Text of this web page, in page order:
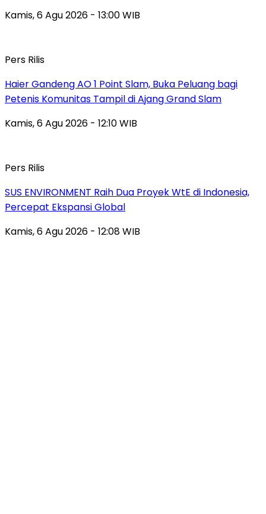
Kamis, 6 Agu 2026 - 13:00 WIB
Pers Rilis
Haier Gandeng AO 1 Point Slam, Buka Peluang bagi
Petenis Komunitas Tampil di Ajang Grand Slam
Kamis, 6 Agu 2026 - 12:10 WIB
Pers Rilis
SUS ENVIRONMENT Raih Dua Proyek WtE di Indonesia,
Percepat Ekspansi Global
Kamis, 6 Agu 2026 - 12:08 WIB